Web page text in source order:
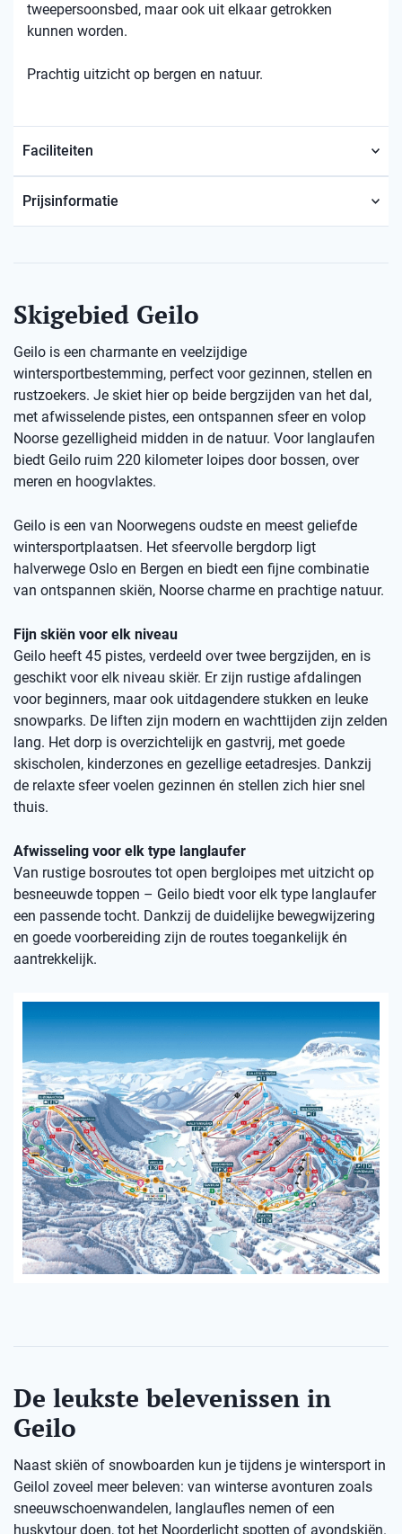
tweepersoonsbed, maar ook uit elkaar getrokken
kunnen worden.
Prachtig uitzicht op bergen en natuur.
Faciliteiten
Prijsinformatie
Skigebied Geilo
Geilo is een charmante en veelzijdige
wintersportbestemming, perfect voor gezinnen, stellen en
rustzoekers. Je skiet hier op beide bergzijden van het dal,
met afwisselende pistes, een ontspannen sfeer en volop
Noorse gezelligheid midden in de natuur. Voor langlaufen
biedt Geilo ruim 220 kilometer loipes door bossen, over
meren en hoogvlaktes.
Geilo is een van Noorwegens oudste en meest geliefde
wintersportplaatsen. Het sfeervolle bergdorp ligt
halverwege Oslo en Bergen en biedt een fijne combinatie
van ontspannen skiën, Noorse charme en prachtige natuur.
Fijn skiën voor elk niveau
Geilo heeft 45 pistes, verdeeld over twee bergzijden, en is
geschikt voor elk niveau skiër. Er zijn rustige afdalingen
voor beginners, maar ook uitdagendere stukken en leuke
snowparks. De liften zijn modern en wachttijden zijn zelden
lang. Het dorp is overzichtelijk en gastvrij, met goede
skischolen, kinderzones en gezellige eetadresjes. Dankzij
de relaxte sfeer voelen gezinnen én stellen zich hier snel
thuis.
Afwisseling voor elk type langlaufer
Van rustige bosroutes tot open bergloipes met uitzicht op
besneeuwde toppen – Geilo biedt voor elk type langlaufer
een passende tocht. Dankzij de duidelijke bewegwijzering
en goede voorbereiding zijn de routes toegankelijk én
aantrekkelijk.
De leukste belevenissen in
Geilo
Naast skiën of snowboarden kun je tijdens je wintersport in
Geilol zoveel meer beleven: van winterse avonturen zoals
sneeuwschoenwandelen, langlaufles nemen of een
huskytour doen, tot het Noorderlicht spotten of avondskiën.